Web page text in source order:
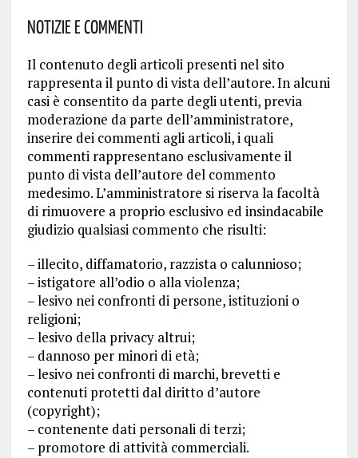
Notizie e Commenti
Il contenuto degli articoli presenti nel sito
rappresenta il punto di vista dell’autore. In alcuni
casi è consentito da parte degli utenti, previa
moderazione da parte dell’amministratore,
inserire dei commenti agli articoli, i quali
commenti rappresentano esclusivamente il
punto di vista dell’autore del commento
medesimo. L’amministratore si riserva la facoltà
di rimuovere a proprio esclusivo ed insindacabile
giudizio qualsiasi commento che risulti:
– illecito, diffamatorio, razzista o calunnioso;
– istigatore all’odio o alla violenza;
– lesivo nei confronti di persone, istituzioni o
religioni;
– lesivo della privacy altrui;
– dannoso per minori di età;
– lesivo nei confronti di marchi, brevetti e
contenuti protetti dal diritto d’autore
(copyright);
– contenente dati personali di terzi;
– promotore di attività commerciali.